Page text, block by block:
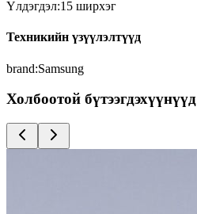
Үлдэгдэл:15 ширхэг
Техникийн үзүүлэлтүүд
brand:Samsung
Холбоотой бүтээгдэхүүнүүд